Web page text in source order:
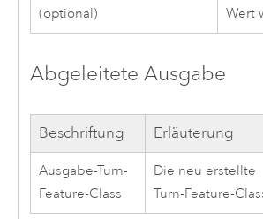
(optional)
Wert
Abgeleitete Ausgabe
Beschriftung Erläuterung
Ausgabe-Turn-
Feature-Class
Die neu erstellte
Turn-Feature-